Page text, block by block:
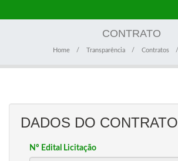
CONTRATO
Home Transparência Contratos
DADOS DO CONTRATO
Nº Edital Licitação